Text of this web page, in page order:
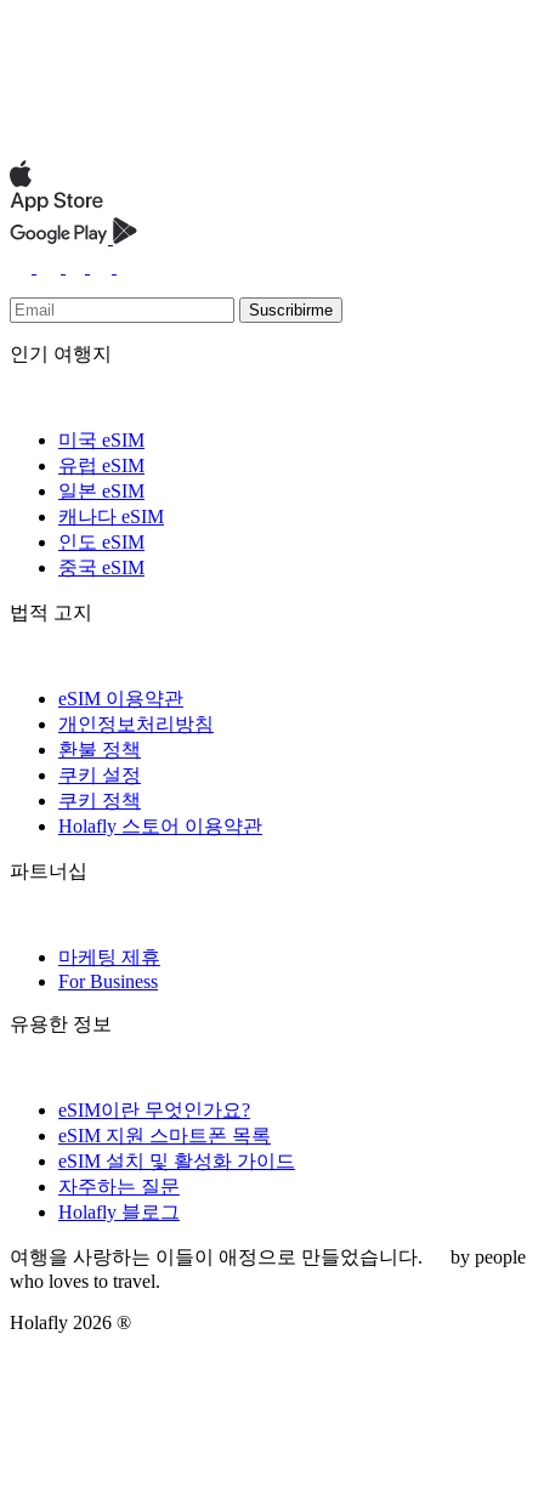
Suscribirme
인기 여행지
미국 eSIM
유럽 eSIM
일본 eSIM
캐나다 eSIM
인도 eSIM
중국 eSIM
법적 고지
eSIM 이용약관
개인정보처리방침
환불 정책
쿠키 설정
쿠키 정책
Holafly 스토어 이용약관
파트너십
마케팅 제휴
For Business
유용한 정보
eSIM이란 무엇인가요?
eSIM 지원 스마트폰 목록
eSIM 설치 및 활성화 가이드
자주하는 질문
Holafly 블로그
여행을 사랑하는 이들이 애정으로 만들었습니다.
by people
who loves to travel.
Holafly 2026 ®